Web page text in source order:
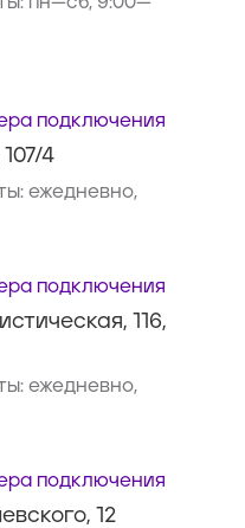
подключения
4
ежедневно,
подключения
116,
ежедневно,
подключения
12